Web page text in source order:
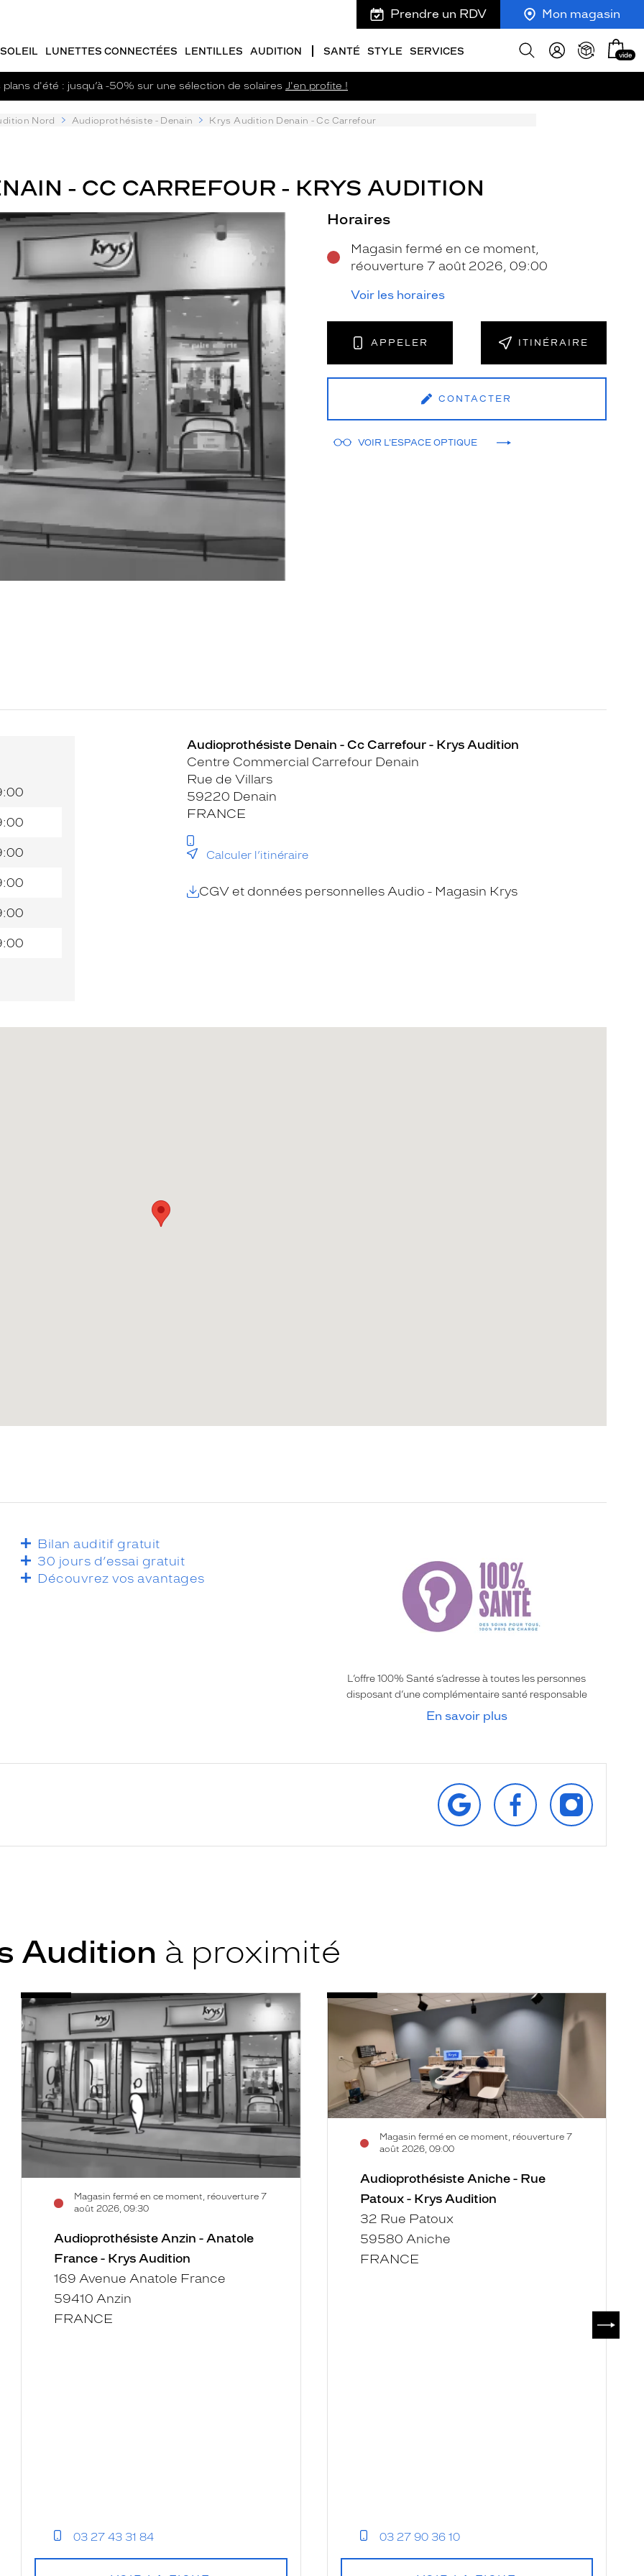
Prendre un RDV Mon magasin
LUNETTES CONNECTÉES LENTILLES AUDITION SANTÉ STYLE SERVICES
Afficher
Mon
panier
vide
plans d'été : jusqu’à -50% sur une sélection de solaires J'en profite !
Nord Audioprothésiste - Denain Krys Audition Denain - Cc Carrefour
- CC CARREFOUR - KRYS AUDITION
Horaires
Magasin fermé en ce moment,
réouverture 7 août 2026, 09:00
Voir les horaires
APPELER ITINÉRAIRE
CONTACTER
VOIR L'ESPACE OPTIQUE
Audioprothésiste Denain - Cc Carrefour - Krys Audition
Centre Commercial Carrefour Denain
Rue de Villars
59220 Denain
FRANCE
Calculer l’itinéraire
CGV et données personnelles Audio - Magasin Krys
Bilan auditif gratuit
30 jours d’essai gratuit
Découvrez vos avantages
L’offre 100% Santé s’adresse à toutes les personnes
disposant d’une complémentaire santé responsable
En savoir plus
RETROUVEZ‑NOUS
SUR
GOOGLE
SUIVEZ‑NOUS
SUR
FACEBOOK
SUR
INSTAGRAM
Audition à proximité
Audioprothésiste
Anzin
-
Anatole
France
-
Krys
Audition
Magasin fermé en ce moment, réouverture 7
août 2026, 09:30
Voir
la
fiche
Audioprothésiste Anzin - Anatole
France - Krys Audition
169 Avenue Anatole France
59410 Anzin
FRANCE
03 27 43 31 84
Audioprothésiste
-
Rue
Patoux
Krys
Audition
Magasin fermé en ce moment, réouverture 7
août 2026, 09:00
Voir
fiche
Audioprothésiste Aniche - Rue
Patoux - Krys Audition
32 Rue Patoux
59580 Aniche
FRANCE
03 27 90 36 10